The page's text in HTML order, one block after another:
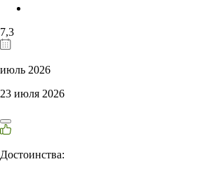
7,3
июль 2026
23 июля 2026
Достоинства: